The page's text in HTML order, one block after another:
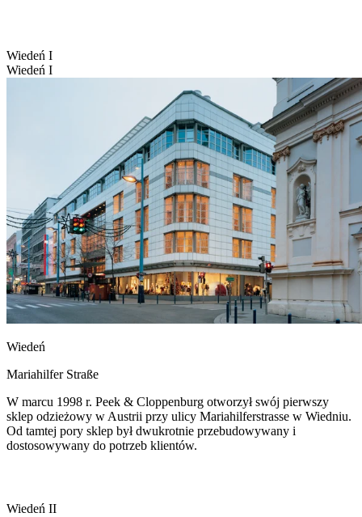
Wiedeń I
Wiedeń I
Wiedeń
Mariahilfer Straße
W marcu 1998 r. Peek & Cloppenburg otworzył swój pierwszy
sklep odzieżowy w Austrii przy ulicy Mariahilferstrasse w Wiedniu.
Od tamtej pory sklep był dwukrotnie przebudowywany i
dostosowywany do potrzeb klientów.
Wiedeń II